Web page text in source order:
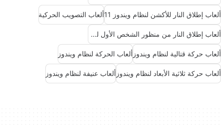
ألعاب إطلاق النار للأكشن لنظام ويندوز 11 ألعاب التصويب الحركية
ألعاب إطلاق النار من منظور الشخص الأول لويندوز
ألعاب حركة قتالية لنظام ويندوز ألعاب الحركة لنظام ويندوز
ألعاب حركة ثلاثية الأبعاد لنظام ويندوز ألعاب عنيفة لنظام ويندوز